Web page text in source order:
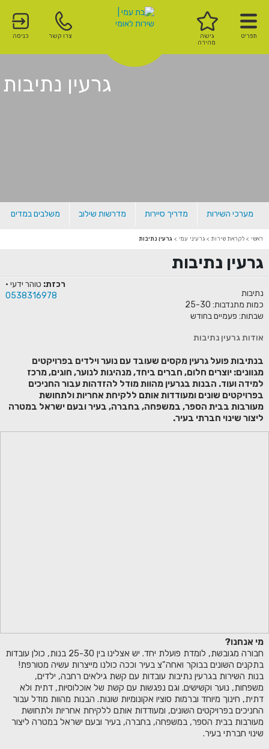
תפריט צרו קשר
גישה
מהירה
כניסה
גרעין נתיבות
מערכי השירות מדריך סיירות מדרשות שילוב משלבים במדים
ראשי > לקראת שירות > גרעיני עמי > גרעין נתיבות
גרעין נתיבות
נתיבות
כמות מתנדבות: 25-30
שבתות: פעמיים בחודש
רכזת: טוהר ידעי ·
0538316978
אודות גרעין נתיבות
בנתיבות פועל גרעין מקסים שעובד עם נוער וילדים בפרויקטים
מגוונים: יוצרים חלום, חברים ביחד, מנהיגות לנוער, חוגים, מרכז
למידה ועוד. הבנות בגרעין מהוות מודל להזדהות עבור החניכים
בפרויקטים שונים ומעודדות אותם ללקיחת אחריות ולתחושת
מעורבות בבית הספר, במשפחה, בחברה, בעיר ובעם ישראל במטרה
ליצור שינוי חברתי בעיר.
מי אנחנו?
חבורה מגובשת, לומדת פועלת יחד. יש אצלינו בין 25-30 בנות, כולן עובדות
בתקנים השונים בבוקר ואחה"צ בעיר וככה כולנו מייצרות עשיה מטורפת!
בנות השירות בגרעין נתיבות עובדות עם קשת גילאים רחבה, ילדים,
משפחות, נוער וקשישים. וגם נפגשות עם קשת של אוכלוסיות, דתית ולא
דתית, חינוך מיוחד וברמות סוציו אקונומיות שונות. הבנות מהוות מודל עבור
החניכים בפרויקטים השונים, ומעודדות אותם ללקיחת אחריות ולתחושת
מעורבות בבית הספר, במשפחה, בחברה, בעיר ובעם ישראל במטרה ליצור
שינוי חברתי בעיר.